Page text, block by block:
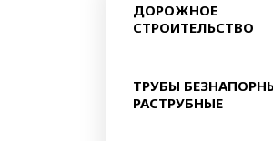
ДОРОЖНОЕ
СТРОИТЕЛЬСТВО
ТРУБЫ
РАСТРУБНЫЕ